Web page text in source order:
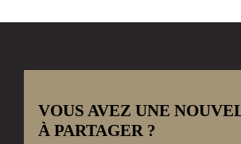
VOUS AVEZ UNE
À PARTAGER ?